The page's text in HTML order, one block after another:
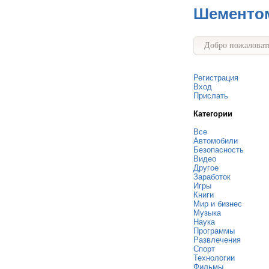
Добро
Регистрация
Вход
Прислать
Категории
Все
Автомобили
Безопасность
Видео
Другое
Заработок
Игры
Книги
Мир и бизнес
Музыка
Наука
Программы
Развлечения
Спорт
Технологии
Фильмы